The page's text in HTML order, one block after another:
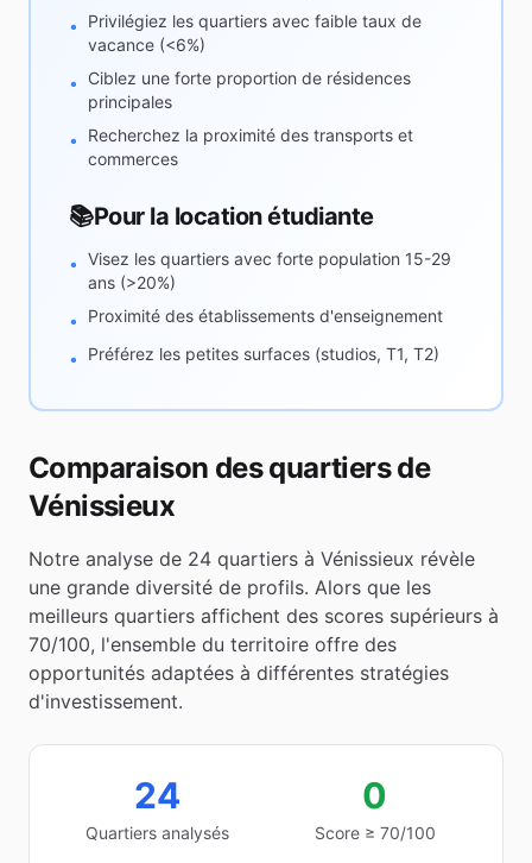
•
Privilégiez les quartiers avec faible taux de
vacance (<6%)
•
Ciblez une forte proportion de résidences
principales
•
Recherchez la proximité des transports et
commerces
📚Pour la location étudiante
• Visez les quartiers avec forte population 15-29
ans (>20%)
•
Proximité des établissements d'enseignement
• Préférez les petites surfaces (studios, T1, T2)
Comparaison des quartiers de
Vénissieux
Notre analyse de 24 quartiers à Vénissieux révèle
une grande diversité de profils. Alors que les
meilleurs quartiers affichent des scores supérieurs à
70/100, l'ensemble du territoire offre des
opportunités adaptées à différentes stratégies
d'investissement.
24
Quartiers analysés
0
Score ≥ 70/100